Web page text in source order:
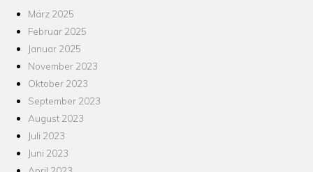
März 2025
Februar 2025
Januar 2025
November 2023
Oktober 2023
September 2023
August 2023
Juli 2023
Juni 2023